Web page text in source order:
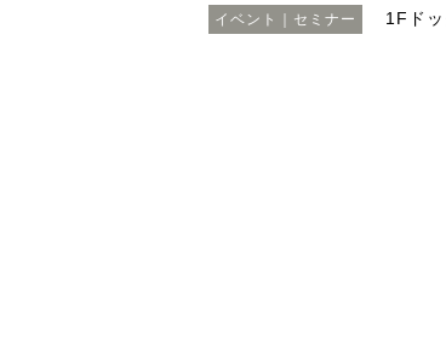
イベント｜セミナー 1Fド